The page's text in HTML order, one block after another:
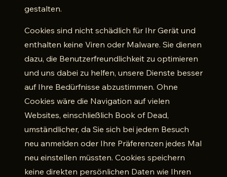
gestalten.
Cookies sind nicht schädlich für Ihr Gerät und
enthalten keine Viren oder Malware. Sie dienen
dazu, die Benutzerfreundlichkeit zu optimieren
und uns dabei zu helfen, unsere Dienste besser
auf Ihre Bedürfnisse abzustimmen. Ohne
Cookies wäre die Navigation auf vielen
Websites, einschließlich Book of Dead,
umständlicher, da Sie sich bei jedem Besuch
neu anmelden oder Ihre Präferenzen jedes Mal
neu einstellen müssten. Cookies speichern
keine direkten persönlichen Daten wie Ihren